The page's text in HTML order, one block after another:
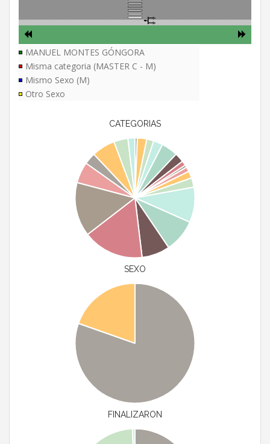
MANUEL MONTES GÓNGORA
Misma categoria (MASTER C - M)
Mismo Sexo (M)
Otro Sexo
CATEGORIAS
SEXO
FINALIZARON